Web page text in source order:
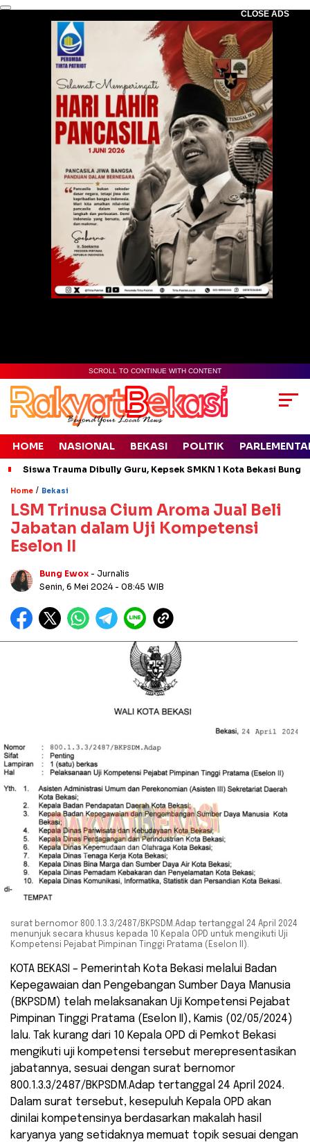
CLOSE ADS
SCROLL TO CONTINUE WITH CONTENT
HOME NASIONAL BEKASI POLITIK
Siswa Trauma Dibully Guru, Kepsek SMKN 1 Kota Bekasi
Home / Bekasi
LSM Trinusa Cium Aroma Jual Beli
Jabatan dalam Uji Kompetensi
Eselon II
Bung Ewox - Jurnalis
Senin, 6 Mei 2024 - 08:45 WIB
surat bernomor 800.1.3.3/2487/BKPSDM.Adap tertanggal 24 April 2024
menunjuk secara khusus kepada 10 Kepala OPD untuk mengikuti Uji
Kompetensi Pejabat Pimpinan Tinggi Pratama (Eselon II).
KOTA BEKASI – Pemerintah Kota Bekasi melalui Badan
Kepegawaian dan Pengebangan Sumber Daya Manusia
(BKPSDM) telah melaksanakan Uji Kompetensi Pejabat
Pimpinan Tinggi Pratama (Eselon II), Kamis (02/05/2024)
lalu. Tak kurang dari 10 Kepala OPD di Pemkot Bekasi
mengikuti uji kompetensi tersebut merepresentasikan
jabatannya, sesuai dengan surat bernomor
800.1.3.3/2487/BKPSDM.Adap tertanggal 24 April 2024.
Dalam surat tersebut, kesepuluh Kepala OPD akan
dinilai kompetensinya berdasarkan makalah hasil
karyanya yang setidaknya memuat topik sesuai dengan